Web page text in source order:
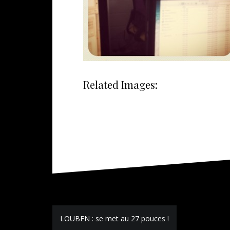
Related Images:
Navigation
deLOUBEN : se met au 27 pouces !